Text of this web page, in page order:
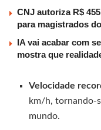
CNJ autoriza R$
para magistrados
IA vai acabar com
mostra que
Velocidade
km/h, tornando-
mundo.